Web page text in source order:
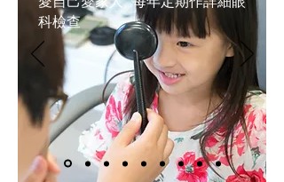
科檢查